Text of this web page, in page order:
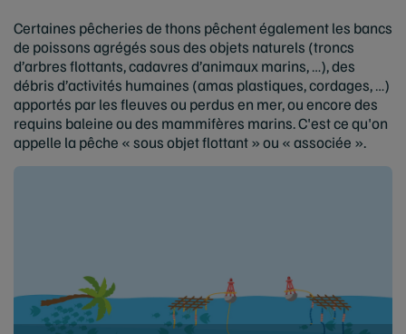
Certaines pêcheries de thons pêchent également les bancs
de poissons agrégés sous des objets naturels (troncs
d’arbres flottants, cadavres d’animaux marins, …), des
débris d’activités humaines (amas plastiques, cordages, …)
apportés par les fleuves ou perdus en mer, ou encore des
requins baleine ou des mammifères marins. C'est ce qu'on
appelle la pêche « sous objet flottant » ou « associée ».